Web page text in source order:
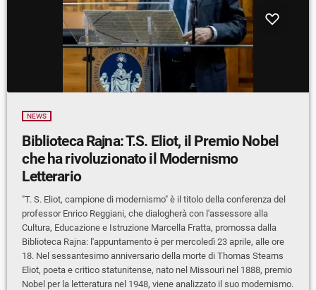
NEWS
Biblioteca Rajna: T.S. Eliot, il Premio Nobel
che ha rivoluzionato il Modernismo
Letterario
"T. S. Eliot, campione di modernismo" è il titolo della conferenza del
professor Enrico Reggiani, che dialogherà con l'assessore alla
Cultura, Educazione e Istruzione Marcella Fratta, promossa dalla
Biblioteca Rajna: l'appuntamento è per mercoledì 23 aprile, alle ore
18. Nel sessantesimo anniversario della morte di Thomas Stearns
Eliot, poeta e critico statunitense, nato nel Missouri nel 1888, premio
Nobel per la letteratura nel 1948, viene analizzato il suo modernismo.